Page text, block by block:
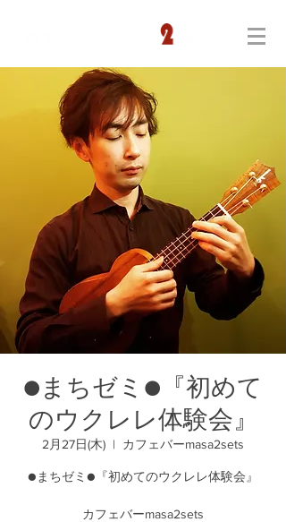
●まちゼミ●『初めて
のウクレレ体験会』
2月27日(木)
  |
カフェバーmasa2sets
●まちゼミ●『初めてのウクレレ体験会』
カフェバーmasa2sets